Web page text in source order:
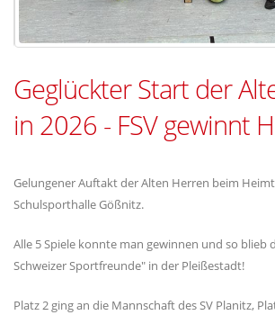
Geglückter Start der
in 2026 - FSV gewinnt
Gelungener Auftakt der Alten Herren beim
Schulsporthalle Gößnitz.
Alle 5 Spiele konnte man gewinnen und so blieb
Schweizer Sportfreunde" in der Pleißestadt!
Platz 2 ging an die Mannschaft des SV Planitz,